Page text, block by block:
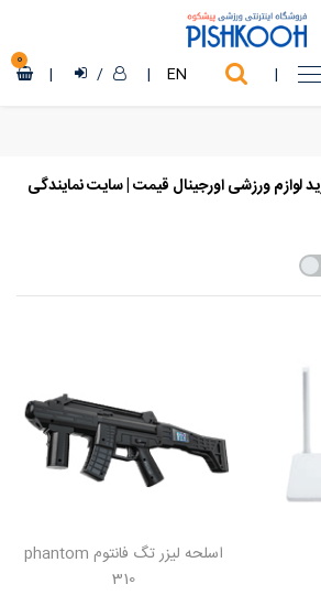
|
EN
|
/
|
0
لوازم ورزشی اورجینال قیمت | سایت نمایندگی
اسلحه لیزر تگ فانتوم phantom
310